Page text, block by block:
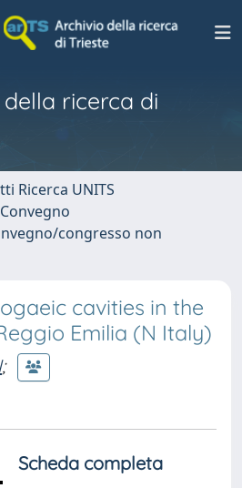
ricerca di
Ricerca UNITS
congresso non
cavities in the
Emilia (N Italy)
;
Scheda completa